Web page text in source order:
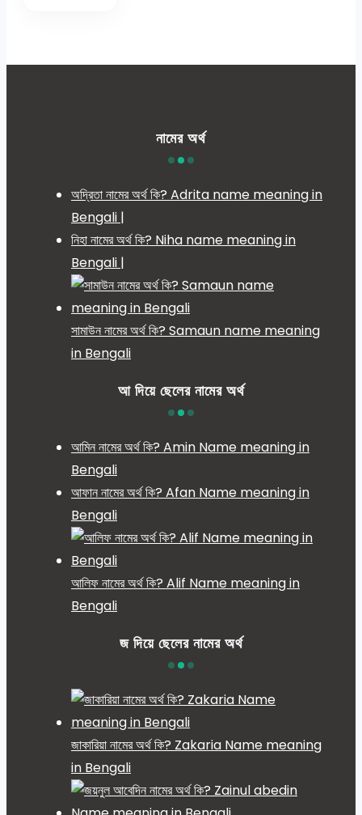
নামের অর্থ
অদ্রিতা নামের অর্থ কি? Adrita name meaning in
Bengali |
নিহা নামের অর্থ কি? Niha name meaning in
Bengali |
সামাউন নামের অর্থ কি? Samaun name meaning
in Bengali
আ দিয়ে ছেলের নামের অর্থ
আমিন নামের অর্থ কি? Amin Name meaning in
Bengali
আফান নামের অর্থ কি? Afan Name meaning in
Bengali
আলিফ নামের অর্থ কি? Alif Name meaning in
Bengali
জ দিয়ে ছেলের নামের অর্থ
জাকারিয়া নামের অর্থ কি? Zakaria Name meaning
in Bengali